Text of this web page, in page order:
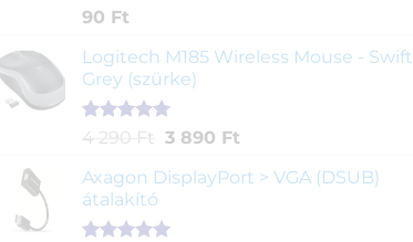
Értékelés
5-ből,
2
értékelés
alapján
90 Ft
Logitech M185 Wireless Mouse - Swift
Grey (szürke)
Értékelés
ből,
1
értékelés
alapján
4 290 Ft Original
was:
290 Ft.
3 890 FtCurrent
is:
Axagon DisplayPort > VGA (DSUB)
átalakító